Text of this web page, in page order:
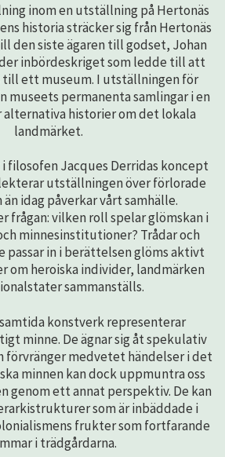
inom en utställning på Hertonäs
historia sträcker sig från Hertonäs
den siste ägaren till godset, Johan
inbördeskriget som ledde till att
till ett museum. I utställningen för
museets permanenta samlingar i en
alternativa historier om det lokala
landmärket.
filosofen Jacques Derridas koncept
utställningen över förlorade
idag påverkar vårt samhälle.
frågan: vilken roll spelar glömskan i
minnesinstitutioner? Trådar och
passar in i berättelsen glöms aktivt
om heroiska individer, landmärken
sammanställs.
konstverk representerar
minne. De ägnar sig åt spekulativ
förvränger medvetet händelser i det
minnen kan dock uppmuntra oss
genom ett annat perspektiv. De kan
som är inbäddade i
frukter som fortfarande
i trädgårdarna.